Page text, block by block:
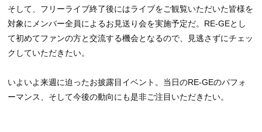
そして、フリーライブ終了後にはライブをご観覧いただいた皆様を
対象にメンバー全員によるお見送り会を実施予定だ。RE-GEとし
て初めてファンの方と交流する機会となるので、見逃さずにチェッ
クしていただきたい。
いよいよ来週に迫ったお披露目イベント。当日のRE-GEのパフォ
ーマンス、そして今後の動向にも是非ご注目いただきたい。